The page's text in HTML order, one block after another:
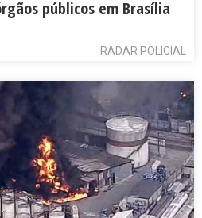
públicos em Brasília
RADAR POLICIAL